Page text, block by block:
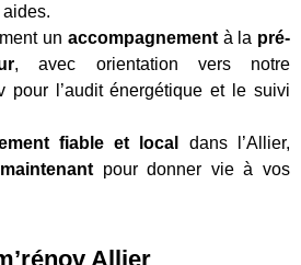
aides.
un accompagnementà la pré-
, avec orientation vers notre
pour l’audit énergétique et le suivi
fiable et local
dans l’Allier,
pour donner vie à vos
Allier